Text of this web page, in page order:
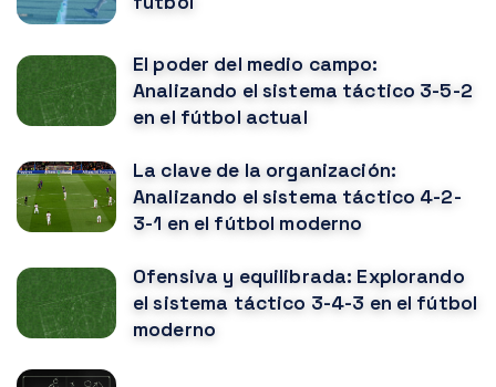
El poder del medio campo:
Analizando el sistema táctico 3-5-2
en el fútbol actual
La clave de la organización:
Analizando el sistema táctico 4-2-
3-1 en el fútbol moderno
Ofensiva y equilibrada: Explorando
el sistema táctico 3-4-3 en el fútbol
moderno